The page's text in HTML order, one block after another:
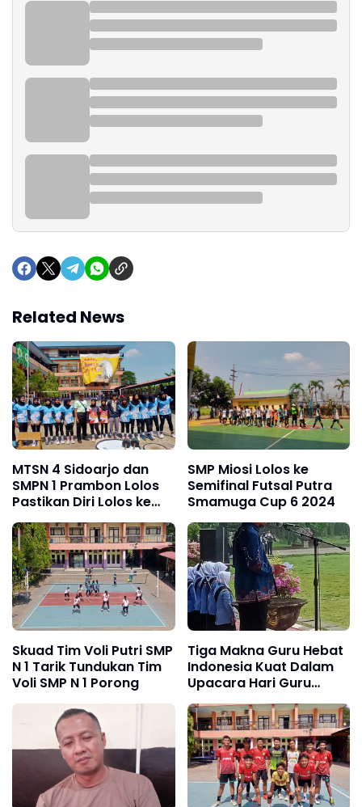
Related News
MTSN 4 Sidoarjo dan
SMPN 1 Prambon Lolos
Pastikan Diri Lolos ke
Final Voli Putri
SMP Miosi Lolos ke
Semifinal Futsal Putra
Smamuga Cup 6 2024
Skuad Tim Voli Putri SMP
N 1 Tarik Tundukan Tim
Voli SMP N 1 Porong
Tiga Makna Guru Hebat
Indonesia Kuat Dalam
Upacara Hari Guru
Nasional FGM Sidoarjo